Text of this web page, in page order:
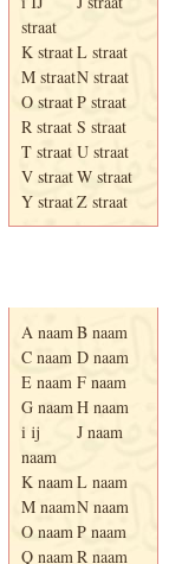
straat
K straatL straat
M straatN straat
O straatP straat
R straat S straat
T straat U straat
V straatW straat
Y straatZ straat
A naamB naam
C naam D naam
E naam F naam
G naamH naam
i ij
naam
J naam
K naamL naam
M naamN naam
O naamP naam
Q naamR naam